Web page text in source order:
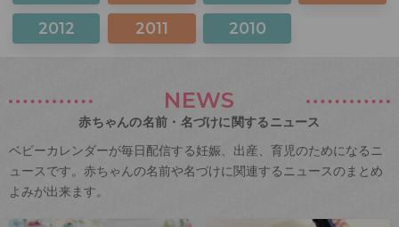
2012 2011 2010
NEWS
赤ちゃんの名前・名づけに関するニュース
ベビーカレンダーが毎日配信する妊娠、出産、育児のためになるニ
ュースです。赤ちゃんの名前や名づけに関連するニュースのまとめ
よみが出来ます。